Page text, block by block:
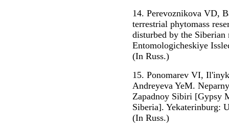
14. Perevoznikova VD,
terrestrial phytomass
disturbed by the
Entomologicheskiye
(In Russ.)
15. Ponomarev VI,
Andreyeva YeM.
Zapadnoy Sibiri [Gypsy
Siberia]. Yekaterinburg:
(In Russ.)